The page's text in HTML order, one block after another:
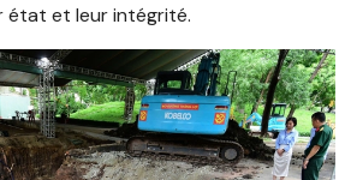
état et leur intégrité.